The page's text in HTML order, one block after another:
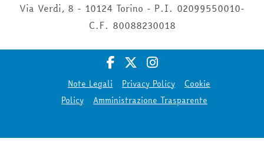
Via Verdi, 8 - 10124 Torino - P.I. 02099550010-
C.F. 80088230018
Note Legali Privacy Policy
Cookie
Policy
Amministrazione Trasparente